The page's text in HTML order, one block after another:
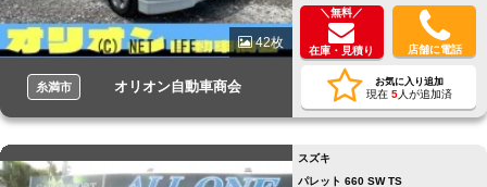
42枚
糸満市 オリオン自動車商会
＼無料／
在庫・見積り 店舗に電話
お気に入り追加
現在 5人が追加済
スズキ
パレット 660 SW TS